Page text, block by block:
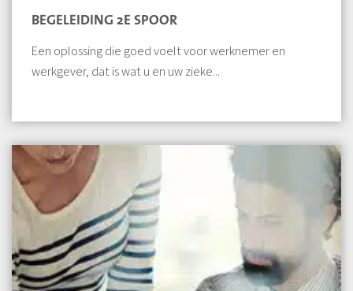
BEGELEIDING 2E SPOOR
Een oplossing die goed voelt voor werknemer en
werkgever, dat is wat u en uw zieke...